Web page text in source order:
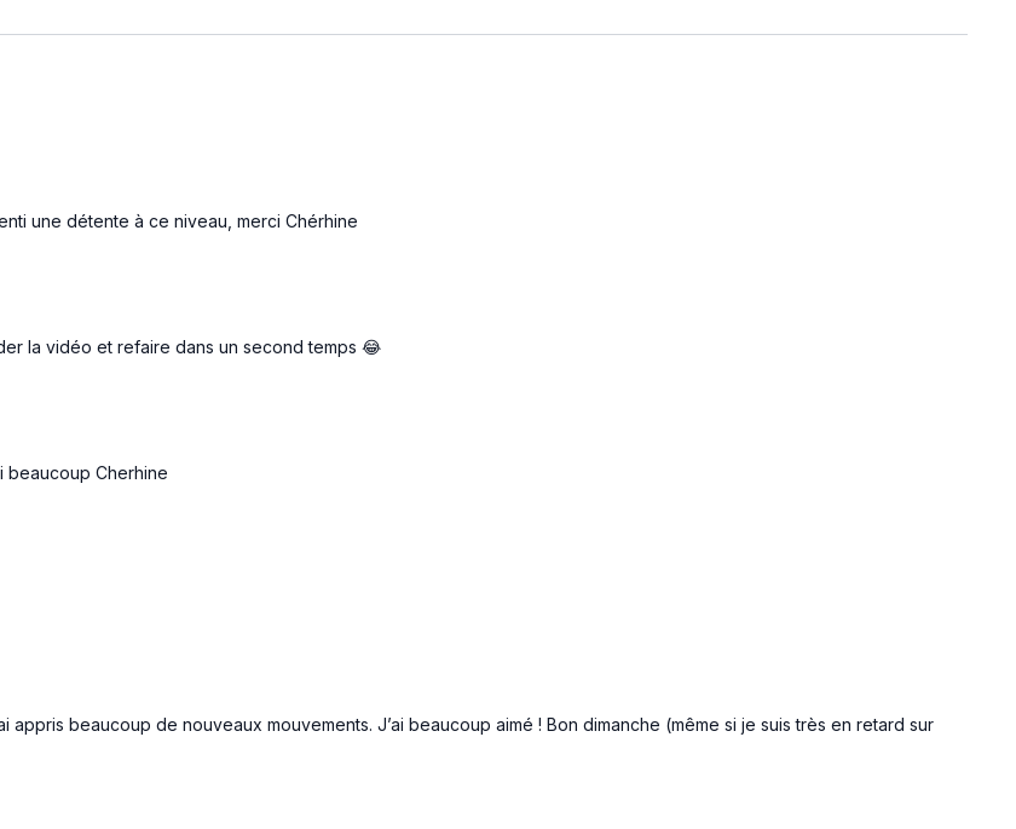
une détente à ce niveau, merci Chérhine
la vidéo et refaire dans un second temps 😂
Cherhine
appris beaucoup de nouveaux mouvements. J’ai beaucoup aimé ! Bon dimanche (même si je suis très en retard sur